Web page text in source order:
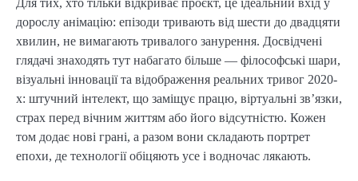
Для тих, хто тільки відкриває проєкт, це ідеальний вхід у
дорослу анімацію: епізоди тривають від шести до двадцяти
хвилин, не вимагають тривалого занурення. Досвідчені
глядачі знаходять тут набагато більше — філософські шари,
візуальні інновації та відображення реальних тривог 2020-
х: штучний інтелект, що заміщує працю, віртуальні зв’язки,
страх перед вічним життям або його відсутністю. Кожен
том додає нові грані, а разом вони складають портрет
епохи, де технології обіцяють усе і водночас лякають.